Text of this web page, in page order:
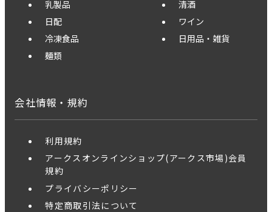
乳製品
日配
冷凍食品
麺類
清酒
ワイン
日用品・雑貨
会社情報・規約
利用規約
アークスオンラインショップ(アークス市場)会員
規約
プライバシーポリシー
特定商取引法について